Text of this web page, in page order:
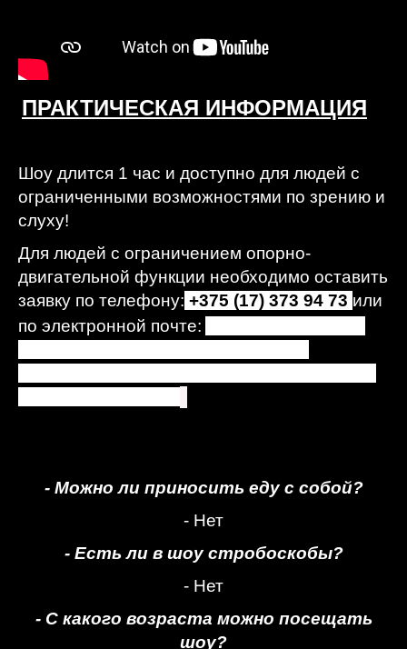
ПРАКТИЧЕСКАЯ ИНФОРМАЦИЯ
Шоу длится 1 час и доступно для людей с
ограниченными возможностями по зрению и
слуху!
Для людей с ограничением опорно-
двигательной функции необходимо оставить
заявку по телефону: +375 (17) 373 94 73 или
по электронной почте:
- Можно ли приносить еду с собой?
- Нет
- Есть ли в шоу стробоскобы?
- Нет
- С какого возраста можно посещать
шоу?